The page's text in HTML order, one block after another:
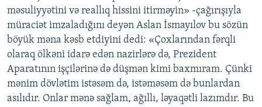
məsuliyyətini və reallıq hissini itirməyin» -çağırışıyla
müraciət imzaladığını deyən Aslan İsmayılov bu sözün
böyük məna kəsb etdiyini dedi: «Çoxlarından fərqli
olaraq ölkəni idarə edən nazirlərə də, Prezident
Aparatının işçilərinə də düşmən kimi baxmıram. Çünki
mənim dövlətim istəsəm də, istəməsəm də bunlardan
asılıdır. Onlar mənə sağlam, ağıllı, ləyaqətli lazımdır. Bu